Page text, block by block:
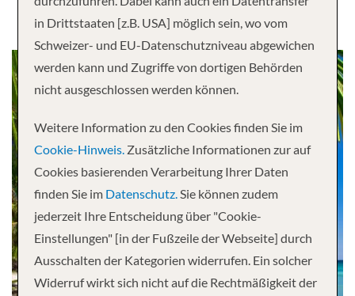
in Drittstaaten [z.B. USA] möglich sein, wo vom
Schweizer- und EU-Datenschutzniveau abgewichen
werden kann und Zugriffe von dortigen Behörden
nicht ausgeschlossen werden können.
Weitere Information zu den Cookies finden Sie im
Cookie-Hinweis. Zusätzliche Informationen zur auf
Cookies basierenden Verarbeitung Ihrer Daten
finden Sie im Datenschutz.Sie können zudem
jederzeit Ihre Entscheidung über "Cookie-
Einstellungen" [in der Fußzeile der Webseite] durch
Ausschalten der Kategorien widerrufen. Ein solcher
Widerruf wirkt sich nicht auf die Rechtmäßigkeit der